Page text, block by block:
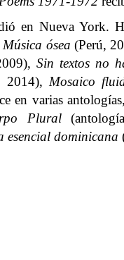
en Nueva York.
Música ósea (Perú,
Sin textos no
2014), Mosaico
en varias
Plural
esencial dominicana